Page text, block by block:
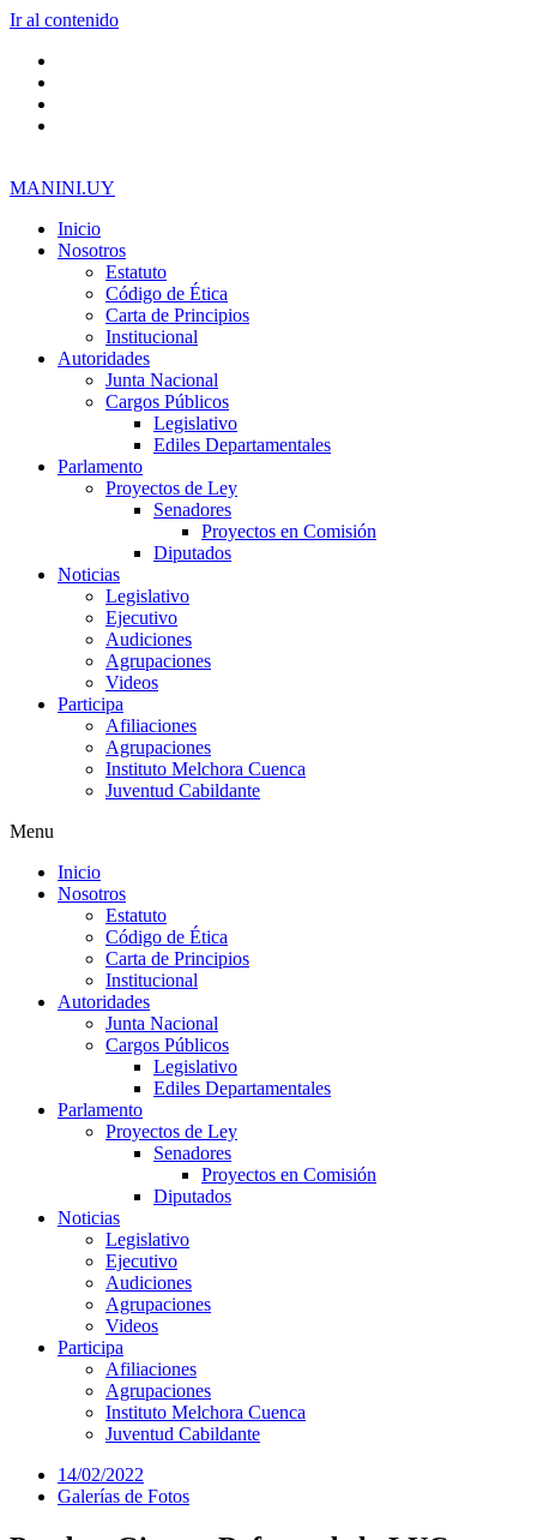
Ir al contenido
MANINI.UY
Inicio
Nosotros
Estatuto
Código de Ética
Carta de Principios
Institucional
Autoridades
Junta Nacional
Cargos Públicos
Legislativo
Ediles Departamentales
Parlamento
Proyectos de Ley
Senadores
Proyectos en Comisión
Diputados
Noticias
Legislativo
Ejecutivo
Audiciones
Agrupaciones
Videos
Participa
Afiliaciones
Agrupaciones
Instituto Melchora Cuenca
Juventud Cabildante
Menu
Inicio
Nosotros
Estatuto
Código de Ética
Carta de Principios
Institucional
Autoridades
Junta Nacional
Cargos Públicos
Legislativo
Ediles Departamentales
Parlamento
Proyectos de Ley
Senadores
Proyectos en Comisión
Diputados
Noticias
Legislativo
Ejecutivo
Audiciones
Agrupaciones
Videos
Participa
Afiliaciones
Agrupaciones
Instituto Melchora Cuenca
Juventud Cabildante
14/02/2022
Galerías de Fotos